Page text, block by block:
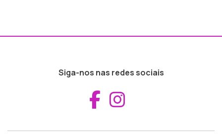
Siga-nos nas redes sociais
Aceder ao